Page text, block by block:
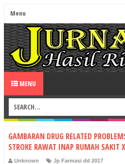
MENU
GAMBARAN DRUG RELATED
STROKE RAWAT INAP RUMAH SAKIT
Unknown Jp Farmasi dd 2017